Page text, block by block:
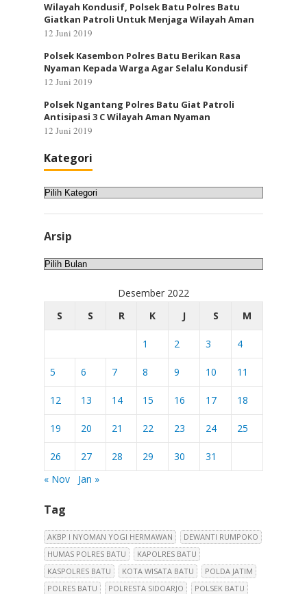
Wilayah Kondusif, Polsek Batu Polres Batu
Giatkan Patroli Untuk Menjaga Wilayah Aman
12 Juni 2019
Polsek Kasembon Polres Batu Berikan Rasa
Nyaman Kepada Warga Agar Selalu Kondusif
12 Juni 2019
Polsek Ngantang Polres Batu Giat Patroli
Antisipasi 3 C Wilayah Aman Nyaman
12 Juni 2019
Kategori
Kategori
Arsip
Arsip
Desember 2022
S
S R K J S M
1 2 3 4
5 6 7 8 9 10 11
12 13 14 15 16 17 18
19 20 21 22 23 24 25
26 27 28 29 30
31
« Nov
Jan »
Tag
AKBP I NYOMAN YOGI HERMAWAN
DEWANTI RUMPOKO
HUMAS POLRES BATU
KAPOLRES BATU
KASPOLRES BATU
KOTA WISATA BATU
POLDA JATIM
POLRES BATU
POLRESTA SIDOARJO POLSEK BATU